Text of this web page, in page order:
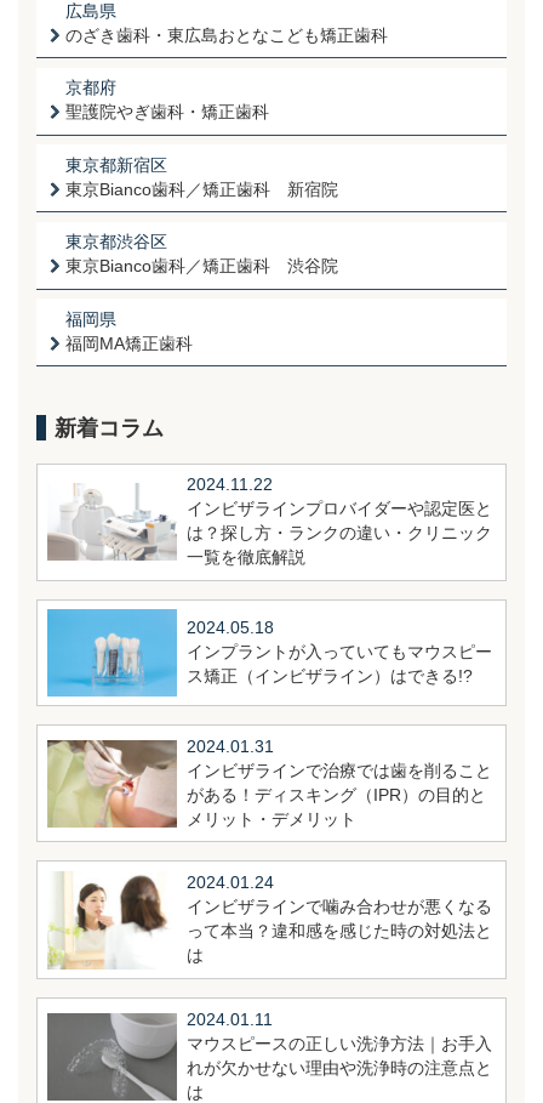
広島県
のざき歯科・東広島おとなこども矯正歯科
京都府
聖護院やぎ歯科・矯正歯科
東京都新宿区
東京Bianco歯科／矯正歯科 新宿院
東京都渋谷区
東京Bianco歯科／矯正歯科 渋谷院
福岡県
福岡MA矯正歯科
新着コラム
2024.11.22
インビザラインプロバイダーや認定医と
は？探し方・ランクの違い・クリニック
一覧を徹底解説
2024.05.18
インプラントが入っていてもマウスピー
ス矯正（インビザライン）はできる!?
2024.01.31
インビザラインで治療では歯を削ること
がある！ディスキング（IPR）の目的と
メリット・デメリット
2024.01.24
インビザラインで噛み合わせが悪くなる
って本当？違和感を感じた時の対処法と
は
2024.01.11
マウスピースの正しい洗浄方法｜お手入
れが欠かせない理由や洗浄時の注意点と
は